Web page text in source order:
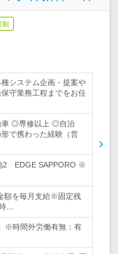
システム企画・提案や
守業務工程までをお任
車 ◎専修以上 ◎自治
で携わった経験（営
2 EDGE SAPPORO ※
額を毎月支給※固定残
…
※時間外労働有無：有